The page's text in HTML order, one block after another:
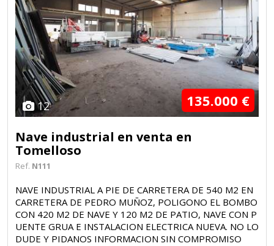
12 135.000 €
Nave industrial en venta en
Tomelloso
Ref. N111
NAVE INDUSTRIAL A PIE DE CARRETERA DE 540 M2 EN
CARRETERA DE PEDRO MUÑOZ, POLIGONO EL BOMBO
CON 420 M2 DE NAVE Y 120 M2 DE PATIO, NAVE CON P
UENTE GRUA E INSTALACION ELECTRICA NUEVA. NO LO
DUDE Y PIDANOS INFORMACION SIN COMPROMISO